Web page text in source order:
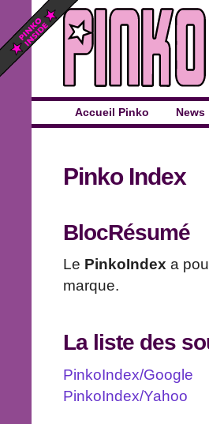
Accueil Pinko News
Pinko Index
BlocRésumé
Le PinkoIndex a
marque.
La liste des
PinkoIndex/Google
PinkoIndex/Yahoo